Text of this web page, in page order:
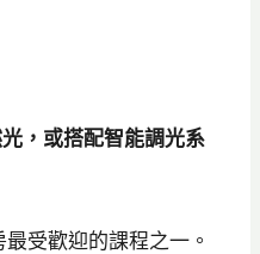
，或搭配智能調光系
受歡迎的課程之一。